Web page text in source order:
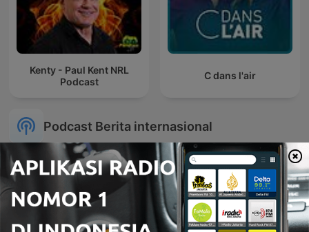
Kenty - Paul Kent NRL
Podcast
C dans l'air
Podcast Berita internasional